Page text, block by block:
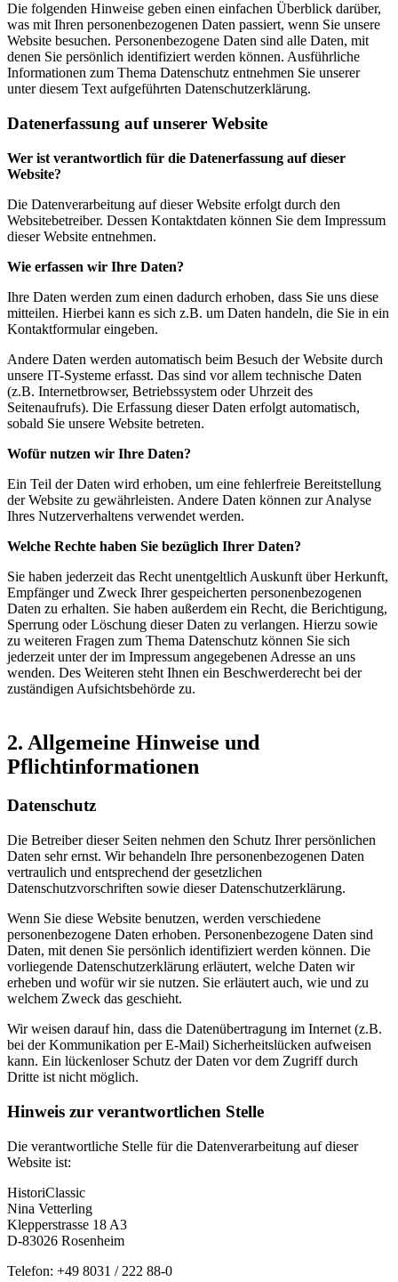
Die folgenden Hinweise geben einen einfachen Überblick darüber,
was mit Ihren personenbezogenen Daten passiert, wenn Sie unsere
Website besuchen. Personenbezogene Daten sind alle Daten, mit
denen Sie persönlich identifiziert werden können. Ausführliche
Informationen zum Thema Datenschutz entnehmen Sie unserer
unter diesem Text aufgeführten Datenschutzerklärung.
Datenerfassung auf unserer Website
Wer ist verantwortlich für die Datenerfassung auf dieser
Website?
Die Datenverarbeitung auf dieser Website erfolgt durch den
Websitebetreiber. Dessen Kontaktdaten können Sie dem Impressum
dieser Website entnehmen.
Wie erfassen wir Ihre Daten?
Ihre Daten werden zum einen dadurch erhoben, dass Sie uns diese
mitteilen. Hierbei kann es sich z.B. um Daten handeln, die Sie in ein
Kontaktformular eingeben.
Andere Daten werden automatisch beim Besuch der Website durch
unsere IT-Systeme erfasst. Das sind vor allem technische Daten
(z.B. Internetbrowser, Betriebssystem oder Uhrzeit des
Seitenaufrufs). Die Erfassung dieser Daten erfolgt automatisch,
sobald Sie unsere Website betreten.
Wofür nutzen wir Ihre Daten?
Ein Teil der Daten wird erhoben, um eine fehlerfreie Bereitstellung
der Website zu gewährleisten. Andere Daten können zur Analyse
Ihres Nutzerverhaltens verwendet werden.
Welche Rechte haben Sie bezüglich Ihrer Daten?
Sie haben jederzeit das Recht unentgeltlich Auskunft über Herkunft,
Empfänger und Zweck Ihrer gespeicherten personenbezogenen
Daten zu erhalten. Sie haben außerdem ein Recht, die Berichtigung,
Sperrung oder Löschung dieser Daten zu verlangen. Hierzu sowie
zu weiteren Fragen zum Thema Datenschutz können Sie sich
jederzeit unter der im Impressum angegebenen Adresse an uns
wenden. Des Weiteren steht Ihnen ein Beschwerderecht bei der
zuständigen Aufsichtsbehörde zu.
2. Allgemeine Hinweise und
Pflichtinformationen
Datenschutz
Die Betreiber dieser Seiten nehmen den Schutz Ihrer persönlichen
Daten sehr ernst. Wir behandeln Ihre personenbezogenen Daten
vertraulich und entsprechend der gesetzlichen
Datenschutzvorschriften sowie dieser Datenschutzerklärung.
Wenn Sie diese Website benutzen, werden verschiedene
personenbezogene Daten erhoben. Personenbezogene Daten sind
Daten, mit denen Sie persönlich identifiziert werden können. Die
vorliegende Datenschutzerklärung erläutert, welche Daten wir
erheben und wofür wir sie nutzen. Sie erläutert auch, wie und zu
welchem Zweck das geschieht.
Wir weisen darauf hin, dass die Datenübertragung im Internet (z.B.
bei der Kommunikation per E-Mail) Sicherheitslücken aufweisen
kann. Ein lückenloser Schutz der Daten vor dem Zugriff durch
Dritte ist nicht möglich.
Hinweis zur verantwortlichen Stelle
Die verantwortliche Stelle für die Datenverarbeitung auf dieser
Website ist:
HistoriClassic
Nina Vetterling
Klepperstrasse 18 A3
D-83026 Rosenheim
Telefon: +49 8031 / 222 88-0